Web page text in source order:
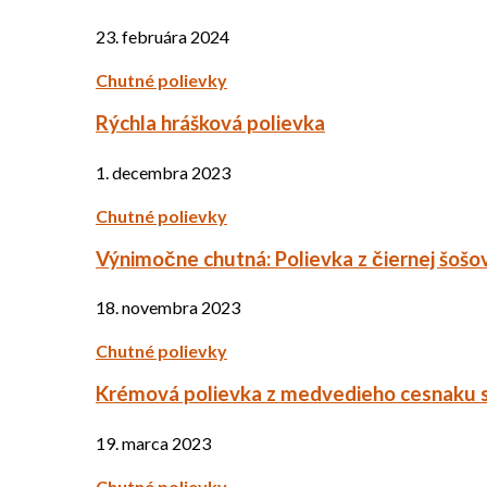
23. februára 2024
Chutné polievky
Rýchla hrášková polievka
1. decembra 2023
Chutné polievky
Výnimočne chutná: Polievka z čiernej
18. novembra 2023
Chutné polievky
Krémová polievka z medvedieho cesnaku
19. marca 2023